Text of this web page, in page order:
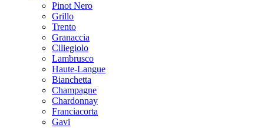
Pinot Nero
Grillo
Trento
Granaccia
Ciliegiolo
Lambrusco
Haute-Langue
Bianchetta
Champagne
Chardonnay
Franciacorta
Gavi